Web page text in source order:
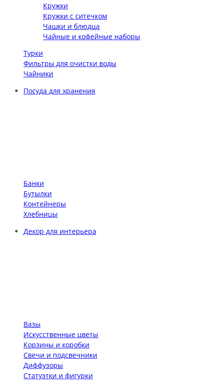
Кружки
Кружки с ситечком
Чашки и блюдца
Чайные и кофейные наборы
Турки
Фильтры для очистки воды
Чайники
Посуда для хранения
Банки
Бутылки
Контейнеры
Хлебницы
Декор для интерьера
Вазы
Искусственные цветы
Корзины и коробки
Свечи и подсвечники
Диффузоры
Статуэтки и фигурки